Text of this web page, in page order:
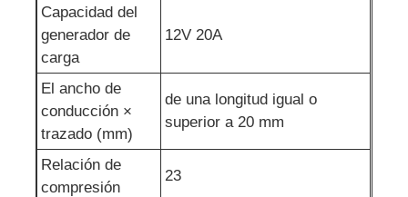
Capacidad del
generador de
carga
12V 20A
El ancho de
conducción ×
trazado (mm)
de una longitud igual o
superior a 20 mm
Relación de
compresión
23